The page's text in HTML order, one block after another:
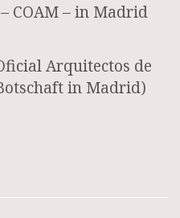
COAM – in Madrid
Arquitectos de
in Madrid)